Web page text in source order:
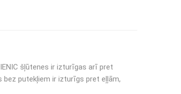
šļūtenes ir izturīgas arī pret
bez putekļiem ir izturīgs pret eļļām,